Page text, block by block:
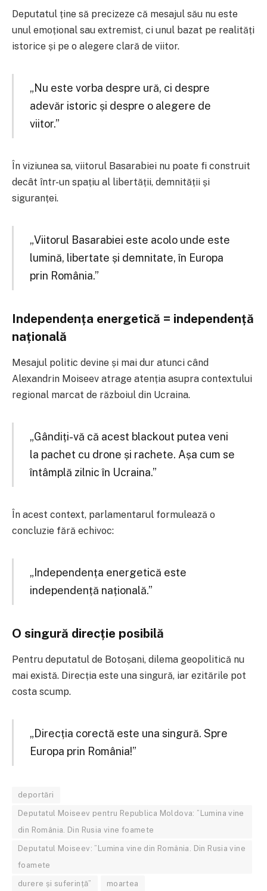
Deputatul ține să precizeze că mesajul său nu este
unul emoțional sau extremist, ci unul bazat pe realități
istorice și pe o alegere clară de viitor.
„Nu este vorba despre ură, ci despre
adevăr istoric și despre o alegere de
viitor.”
În viziunea sa, viitorul Basarabiei nu poate fi construit
decât într-un spațiu al libertății, demnității și
siguranței.
„Viitorul Basarabiei este acolo unde este
lumină, libertate și demnitate, în Europa
prin România.”
Independența energetică = independență
națională
Mesajul politic devine și mai dur atunci când
Alexandrin Moiseev atrage atenția asupra contextului
regional marcat de războiul din Ucraina.
„Gândiți-vă că acest blackout putea veni
la pachet cu drone și rachete. Așa cum se
întâmplă zilnic în Ucraina.”
În acest context, parlamentarul formulează o
concluzie fără echivoc:
„Independența energetică este
independență națională.”
O singură direcție posibilă
Pentru deputatul de Botoșani, dilema geopolitică nu
mai există. Direcția este una singură, iar ezitările pot
costa scump.
„Direcția corectă este una singură. Spre
Europa prin România!”
deportări
Deputatul Moiseev pentru Republica Moldova: ”Lumina vine
din România. Din Rusia vine foamete
Deputatul Moiseev: ”Lumina vine din România. Din Rusia vine
foamete
durere și suferință” moartea